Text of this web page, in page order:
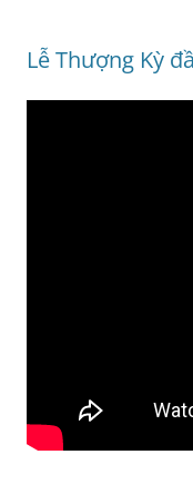
Lễ Thượng Kỳ